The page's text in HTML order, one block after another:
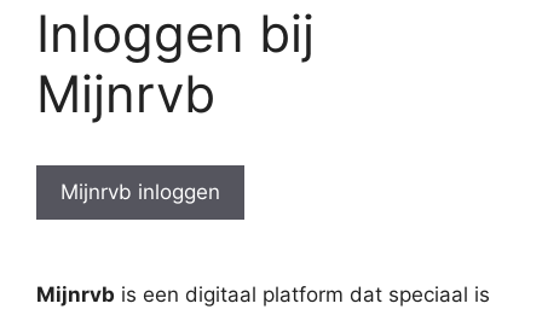
Inloggen bij
Mijnrvb
Mijnrvb inloggen
Mijnrvb is een digitaal platform dat speciaal is